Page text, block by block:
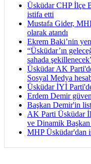
Üsküdar CHP İlçe
istifa etti
Mustafa Gider,
olarak atandı
Ekrem Baki’nin
“Üsküdar’ın
sahada
Üsküdar AK
Sosyal Medya
Üsküdar İYİ
Erdem Demir
Başkan Demir'in
AK Parti Üsküdar
ve Dinamik Başkan
MHP Üsküdar'dan